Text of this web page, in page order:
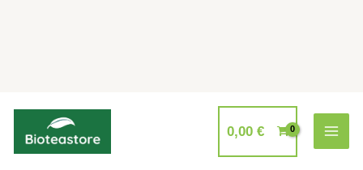
contenu
0,00 €